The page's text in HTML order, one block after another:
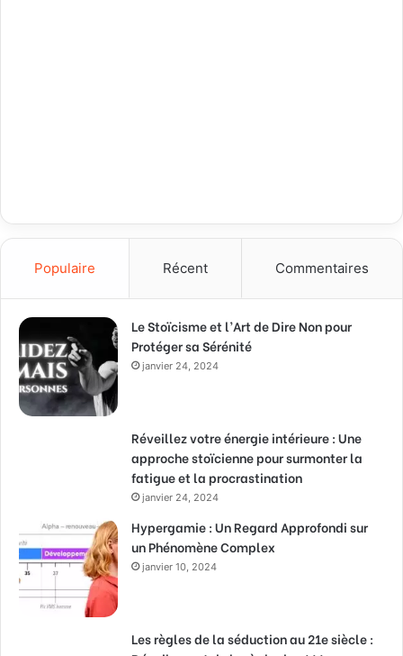
Populaire Récent Commentaires
Le Stoïcisme et l’Art de Dire Non pour
Protéger sa Sérénité
janvier 24, 2024
Réveillez votre énergie intérieure : Une
approche stoïcienne pour surmonter la
fatigue et la procrastination
janvier 24, 2024
Hypergamie : Un Regard Approfondi sur
un Phénomène Complex
janvier 10, 2024
Les règles de la séduction au 21e siècle :